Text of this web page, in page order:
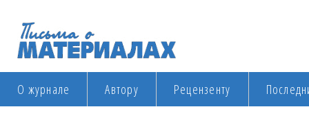
О журнале Автору Рецензенту